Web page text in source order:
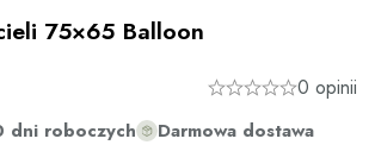
75×65 Balloon
0 opinii
dni roboczych Darmowa dostawa